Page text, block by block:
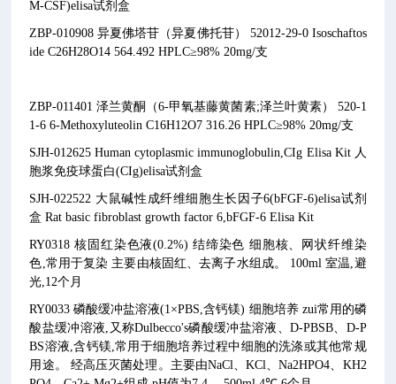
M-CSF)elisa试剂盒
ZBP-010908 异夏佛塔苷（异夏佛托苷） 52012-29-0 Isoschaftos
ide C26H28O14 564.492 HPLC≥98% 20mg/支
ZBP-011401 泽兰黄酮（6-甲氧基藤黄菌素;泽兰叶黄素） 520-1
1-6 6-Methoxyluteolin C16H12O7 316.26 HPLC≥98% 20mg/支
SJH-012625 Human cytoplasmic immunoglobulin,CIg Elisa Kit 人
胞浆免疫球蛋白(CIg)elisa试剂盒
SJH-022522 大鼠碱性成纤维细胞生长因子6(bFGF-6)elisa试剂
盒 Rat basic fibroblast growth factor 6,bFGF-6 Elisa Kit
RY0318 核固红染色液(0.2%) 结缔染色 细胞核、网状纤维染
色,常用于复染 主要由核固红、去离子水组成。 100ml 室温,避
光,12个月
RY0033 磷酸缓冲盐溶液(1×PBS,含钙镁) 细胞培养 zui常用的磷
酸盐缓冲溶液,又称Dulbecco's磷酸缓冲盐溶液、D-PBSB、D-P
BS溶液,含钙镁,常用于细胞培养过程中细胞的洗涤或其他常规
用途。 经高压灭菌处理。主要由NaCl、KCl、Na2HPO4、KH2